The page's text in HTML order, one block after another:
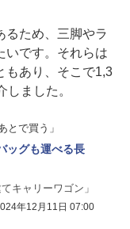
るため、三脚やラ
いです。それらは
もあり、そこで1,3
ました。
とで買う」
ッグも運べる長
キャリーワゴン」
年12月11日 07:00